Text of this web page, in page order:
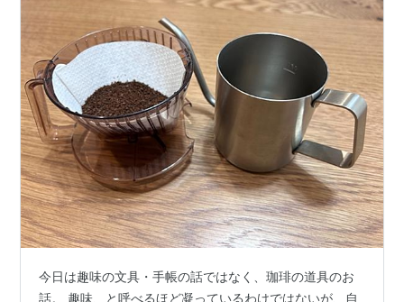
今日は趣味の文具・手帳の話ではなく、珈琲の道具のお
話。 趣味、と呼べるほど凝っているわけではないが、自